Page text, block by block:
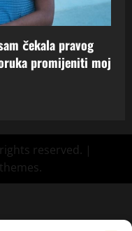
čekala pravog
promijeniti moj
reserved. |